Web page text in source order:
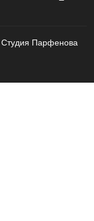
Парфенова